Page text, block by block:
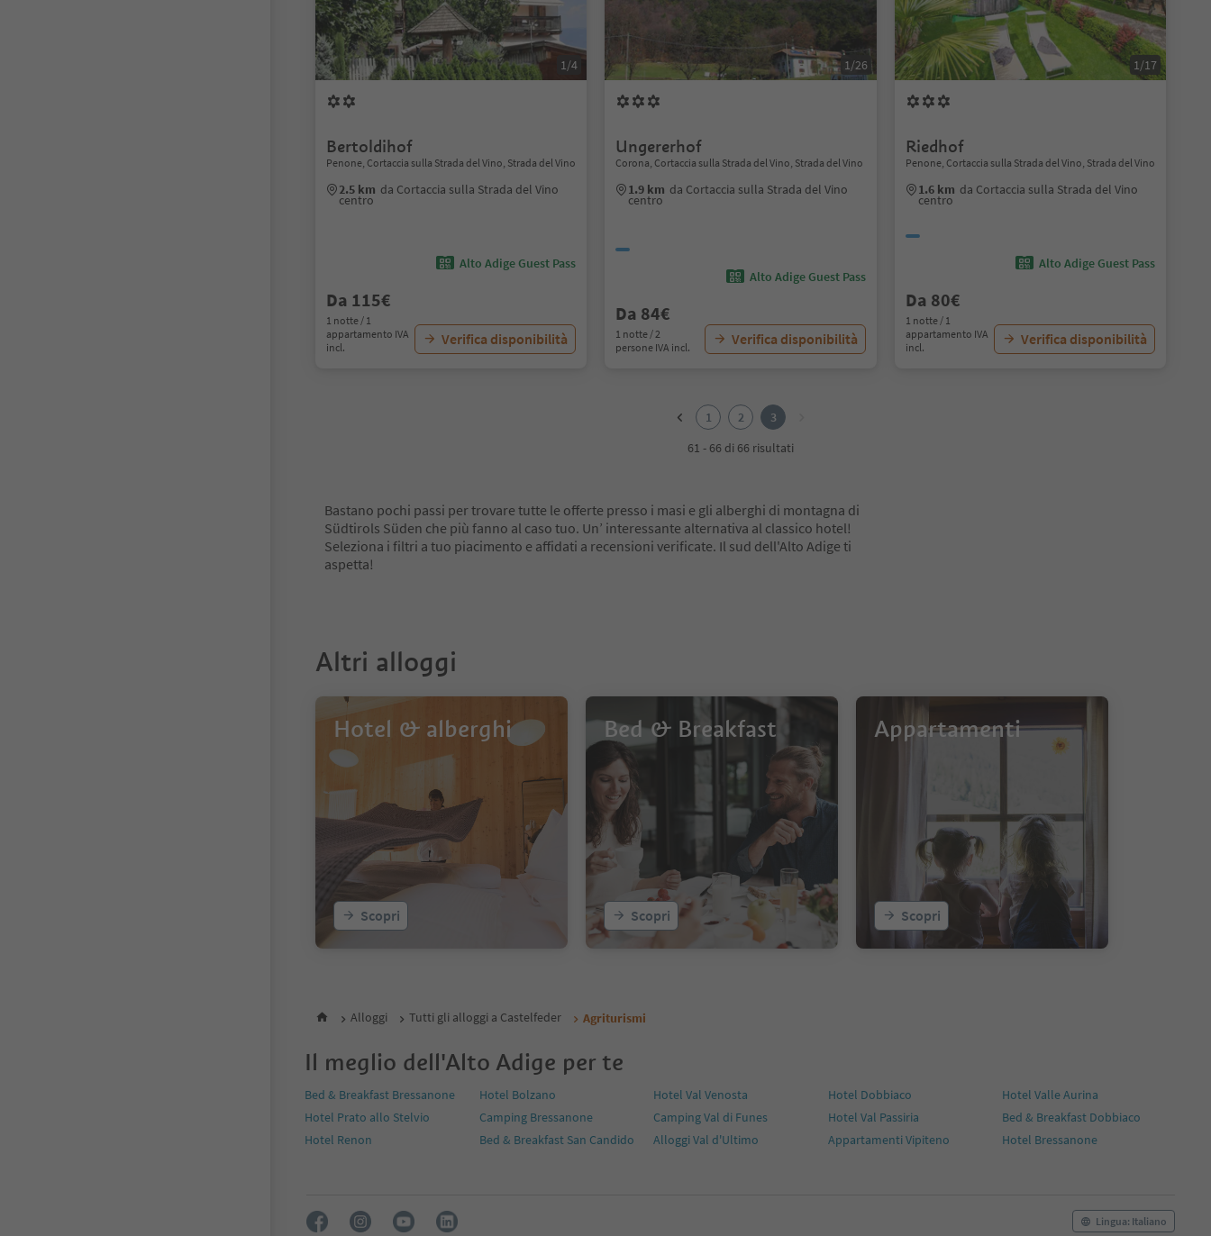
1/4
Bertoldihof
Penone, Cortaccia sulla Strada del Vino, Strada del Vino
2.5 km da Cortaccia sulla Strada del Vino
centro
Alto Adige Guest Pass
Da 115€
1 notte / 1
appartamento IVA
incl.
Verifica disponibilità
1/26
Ungererhof
Corona, Cortaccia sulla Strada del Vino, Strada del Vino
1.9 km da Cortaccia sulla Strada del Vino
centro
Alto Adige Guest Pass
Da 84€
1 notte / 2
persone IVA incl.
Verifica disponibilità
1/17
Riedhof
Penone, Cortaccia sulla Strada del Vino, Strada del Vino
1.6 km da Cortaccia sulla Strada del Vino
centro
Alto Adige Guest Pass
Da 80€
1 notte / 1
appartamento IVA
incl.
Verifica disponibilità
1 2
3
61 - 66 di 66 risultati
Bastano pochi passi per trovare tutte le offerte presso i masi e gli alberghi di montagna di
Südtirols Süden che più fanno al caso tuo. Un’ interessante alternativa al classico hotel!
Seleziona i filtri a tuo piacimento e affidati a recensioni verificate. Il sud dell'Alto Adige ti
aspetta!
Altri alloggi
Hotel & alberghi
Scopri
Bed & Breakfast
Scopri
Appartamenti
Scopri
Alloggi Tutti gli alloggi a Castelfeder Agriturismi
Il meglio dell'Alto Adige per te
Bed & Breakfast Bressanone Hotel Bolzano Hotel Val Venosta Hotel Dobbiaco
Hotel Valle Aurina
Hotel Prato allo Stelvio
Camping Bressanone Camping Val di Funes Hotel Val Passiria
Bed & Breakfast Dobbiaco
Hotel Renon
Bed & Breakfast San Candido Alloggi Val d'Ultimo Appartamenti Vipiteno Hotel Bressanone
Lingua: Italiano